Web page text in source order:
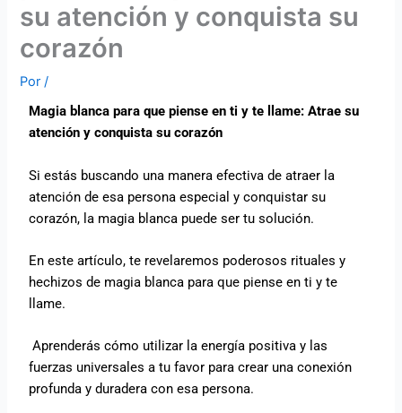
su atención y conquista su
corazón
Por/
Magia blanca para que piense en ti y te llame: Atrae su
atención y conquista su corazón
Si estás buscando una manera efectiva de atraer la
atención de esa persona especial y conquistar su
corazón, la magia blanca puede ser tu solución.
En este artículo, te revelaremos poderosos rituales y
hechizos de magia blanca para que piense en ti y te
llame.
Aprenderás cómo utilizar la energía positiva y las
fuerzas universales a tu favor para crear una conexión
profunda y duradera con esa persona.